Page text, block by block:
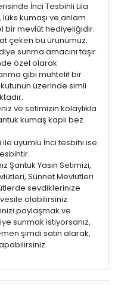
İnci Tesbihli Lila
lüks kumaşı ve anlam
bir mevlüt hediyeliğidir.
çeken bu ürünümüz,
sunma amacını taşır.
özel olarak
gibi muhtelif bir
üzerinde simli
ve setimizin kolaylıkla
kumaş kaplı bez
ile uyumlu İnci tesbihi ise
Şantuk Yasin Setimizi,
Sünnet Mevlütleri
sevdiklerinize
olabilirsiniz
paylaşmak ve
sunmak istiyorsanız,
şimdi satın alarak,